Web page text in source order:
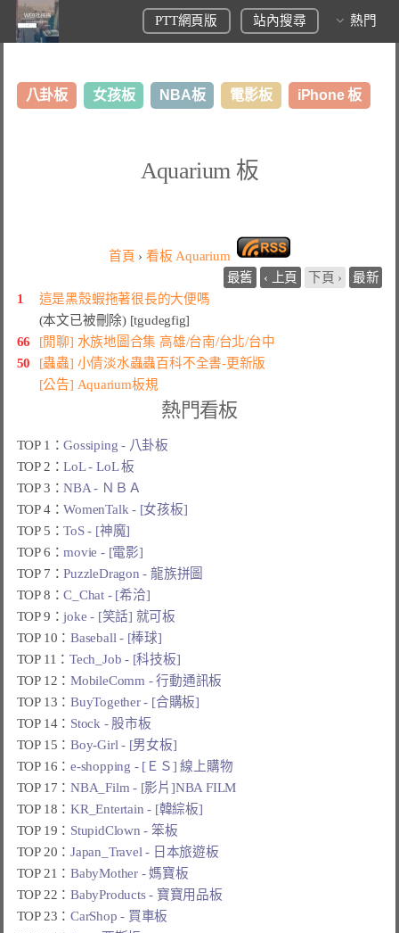
PTT網頁版 站內搜尋 熱門
八卦板 女孩板 NBA板 電影板 iPhone 板
Aquarium 板
首頁 › 看板 Aquarium
最舊
‹ 上頁 下頁 ›
最新
1
這是黑殼蝦拖著很長的大便嗎
(本文已被刪除) [tgudegfig]
66
[閒聊] 水族地圖合集 高雄/台南/台北/台中
50
[蟲蟲] 小倩淡水蟲蟲百科不全書-更新版
[公告] Aquarium板規
熱門看板
TOP 1：Gossiping - 八卦板
TOP 2：LoL - LoL 板
TOP 3：NBA - ＮＢＡ
TOP 4：WomenTalk - [女孩板]
TOP 5：ToS - [神魔]
TOP 6：movie - [電影]
TOP 7：PuzzleDragon - 龍族拼圖
TOP 8：C_Chat - [希洽]
TOP 9：joke - [笑話] 就可板
TOP 10：Baseball - [棒球]
TOP 11：Tech_Job - [科技板]
TOP 12：MobileComm - 行動通訊板
TOP 13：BuyTogether - [合購板]
TOP 14： Stock - 股市板
TOP 15：Boy-Girl - [男女板]
TOP 16：e-shopping - [ＥＳ] 線上購物
TOP 17：NBA_Film - [影片]NBA FILM
TOP 18：KR_Entertain - [韓綜板]
TOP 19： StupidClown - 笨板
TOP 20：Japan_Travel - 日本旅遊板
TOP 21：BabyMother - 媽寶板
TOP 22：BabyProducts - 寶寶用品板
TOP 23：CarShop - 買車板